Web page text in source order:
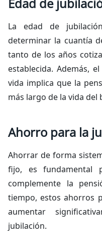
La edad de
determinar la cuantía
tanto de los años
establecida. Además,
vida implica que la
más largo de la vida del
Ahorro para la
Ahorrar de forma
fijo, es fundamental
complemente la
tiempo, estos ahorros
aumentar
jubilación.